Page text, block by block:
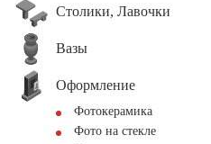
Столики, Лавочки
Вазы
Оформление
Фотокерамика
Фото на стекле